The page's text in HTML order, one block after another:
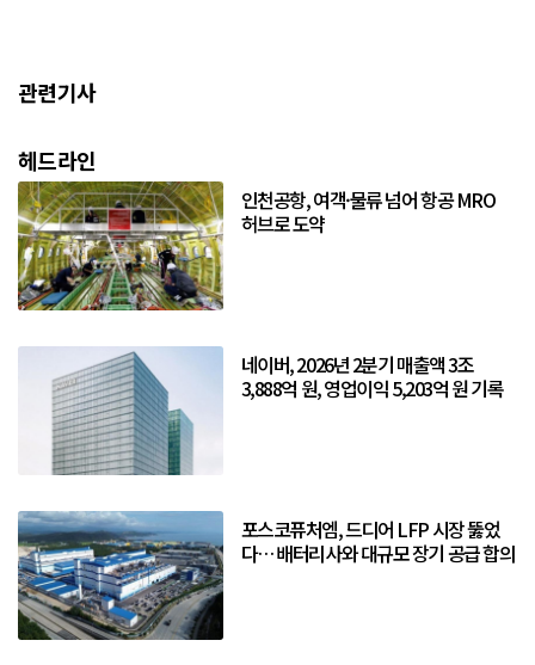
관련기사
헤드라인
인천공항, 여객·물류 넘어 항공 MRO
허브로 도약
네이버, 2026년 2분기 매출액 3조
3,888억 원, 영업이익 5,203억 원 기록
포스코퓨처엠, 드디어 LFP 시장 뚫었
다… 배터리사와 대규모 장기 공급 합의